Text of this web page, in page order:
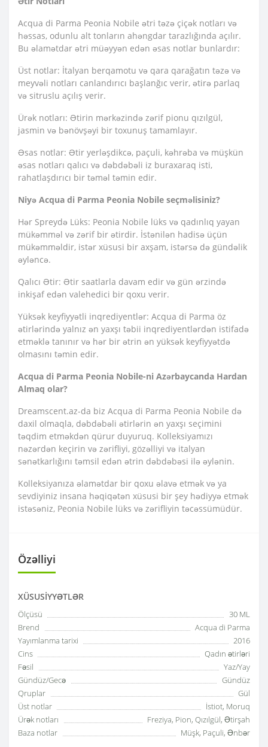
Acqua di Parma Peonia Nobile ətri təzə çiçək notları və
həssas, odunlu alt tonların ahəngdar tarazlığında açılır.
Bu əlamətdar ətri müəyyən edən əsas notlar bunlardır:
Üst notlar: İtalyan berqamotu və qara qarağatın təzə və
meyvəli notları canlandırıcı başlanğıc verir, ətirə parlaq
və sitruslu açılış verir.
Ürək notları: Ətirin mərkəzində zərif pionu qızılgül,
jasmin və bənövşəyi bir toxunuş tamamlayır.
Əsas notlar: Ətir yerləşdikcə, paçuli, kəhrəba və müşkün
əsas notları qalıcı və dəbdəbəli iz buraxaraq isti,
rahatlaşdırıcı bir təməl təmin edir.
Niyə Acqua di Parma Peonia Nobile seçməlisiniz?
Hər Spreydə Lüks: Peonia Nobile lüks və qadınlıq yayan
mükəmməl və zərif bir ətirdir. İstənilən hadisə üçün
mükəmməldir, istər xüsusi bir axşam, istərsə də gündəlik
əyləncə.
Qalıcı Ətir: Ətir saatlarla davam edir və gün ərzində
inkişaf edən valehedici bir qoxu verir.
Yüksək keyfiyyətli inqrediyentlər: Acqua di Parma öz
ətirlərində yalnız ən yaxşı təbii inqrediyentlərdən istifadə
etməklə tanınır və hər bir ətrin ən yüksək keyfiyyətdə
olmasını təmin edir.
Acqua di Parma Peonia Nobile-ni Azərbaycanda Hardan
Almaq olar?
Dreamscent.az-da biz Acqua di Parma Peonia Nobile də
daxil olmaqla, dəbdəbəli ətirlərin ən yaxşı seçimini
təqdim etməkdən qürur duyuruq. Kolleksiyamızı
nəzərdən keçirin və zərifliyi, gözəlliyi və italyan
sənətkarlığını təmsil edən ətrin dəbdəbəsi ilə əylənin.
Kolleksiyanıza əlamətdar bir qoxu əlavə etmək və ya
sevdiyiniz insana həqiqətən xüsusi bir şey hədiyyə etmək
istəsəniz, Peonia Nobile lüks və zərifliyin təcəssümüdür.
Özəlliyi
XÜSUSIYYƏTLƏR
Ölçüsü
30 ML
Brend
Acqua di Parma
Yayımlanma tarixi
2016
Cins
Qadın ətirləri
Fəsil
Yaz/Yay
Gündüz/Gecə
Gündüz
Qruplar
Gül
Üst notlar
İstiot, Moruq
Ürək notları
Freziya, Pion, Qızılgül, Ətirşah
Baza notlar
Müşk, Paçuli, Ənbər